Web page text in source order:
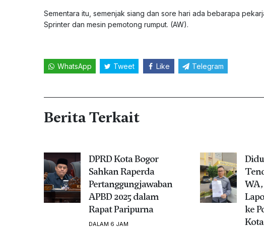
Sementara itu, semenjak siang dan sore hari ada bebarapa
Sprinter dan mesin pemotong rumput. (AW).
WhatsApp Tweet Like Telegram
Berita Terkait
DPRD Kota Bogor
Sahkan Raperda
Pertanggungjawaban
APBD 2025 dalam
Rapat Paripurna
DALAM 6 JAM
ke
Kota